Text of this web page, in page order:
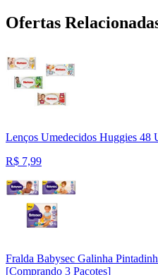
Ofertas
Lenços Umedecidos Huggies 48
R$ 7,99
Fralda Babysec Galinha
[Comprando 3 Pacotes]